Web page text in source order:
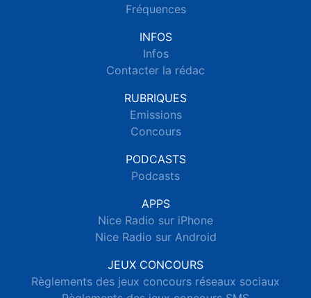
Fréquences
INFOS
Infos
Contacter la rédac
RUBRIQUES
Emissions
Concours
PODCASTS
Podcasts
APPS
Nice Radio sur iPhone
Nice Radio sur Android
JEUX CONCOURS
Règlements des jeux concours réseaux sociaux